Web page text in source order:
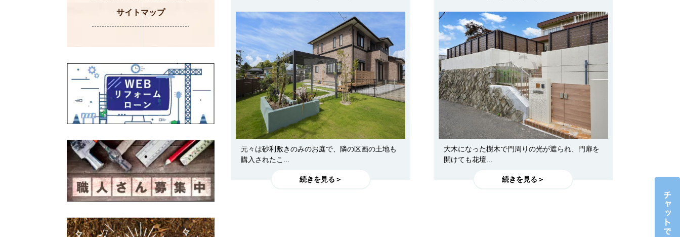
元々は砂利敷きのみのお庭で、隣の区画の土地も
購入されたこ...
続きを見る＞
大木になった樹木で門周りの光が遮られ、門扉を
開けても花壇...
続きを見る＞
サイトマップ